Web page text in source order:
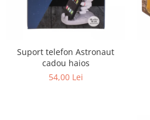
Suport telefon Astronaut
cadou haios
54,00 Lei